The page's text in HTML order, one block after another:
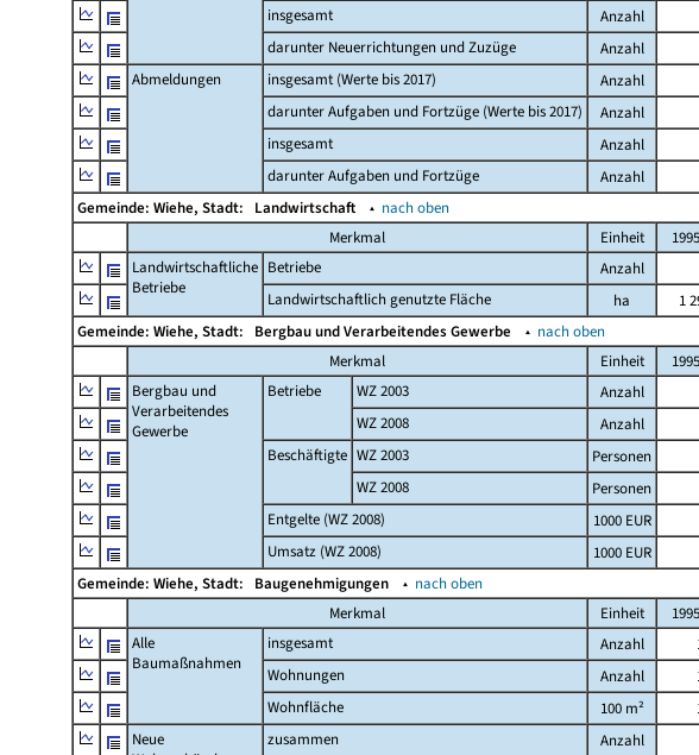
insgesamt
Anzahl
darunter Neuerrichtungen und Zuzüge
Anzahl
Abmeldungen
insgesamt (Werte bis 2017) Anzahl
darunter Aufgaben und Fortzüge (Werte bis 2017)
Anzahl
insgesamt
Anzahl
darunter Aufgaben und Fortzüge
Anzahl
Gemeinde: Wiehe, Stadt: Landwirtschaft ▴ nach oben
Merkmal
Einheit 1995
Landwirtschaftliche
Betriebe
Betriebe Anzahl
Landwirtschaftlich genutzte Fläche
ha 1
Gemeinde: Wiehe, Stadt: Bergbau und Verarbeitendes Gewerbe ▴ nach oben
Merkmal
Einheit 1995
Bergbau und
Verarbeitendes
Gewerbe
Betriebe WZ 2003 Anzahl
WZ 2008
Anzahl
Beschäftigte WZ 2003 Personen
WZ 2008
Personen
Entgelte (WZ 2008)
1000 EUR
Umsatz (WZ 2008)
1000 EUR
Gemeinde: Wiehe, Stadt: Baugenehmigungen ▴ nach oben
Merkmal
Einheit 1995
Alle
Baumaßnahmen
insgesamt Anzahl
Wohnungen
Anzahl
Wohnfläche
100 m²
Neue
zusammen Anzahl